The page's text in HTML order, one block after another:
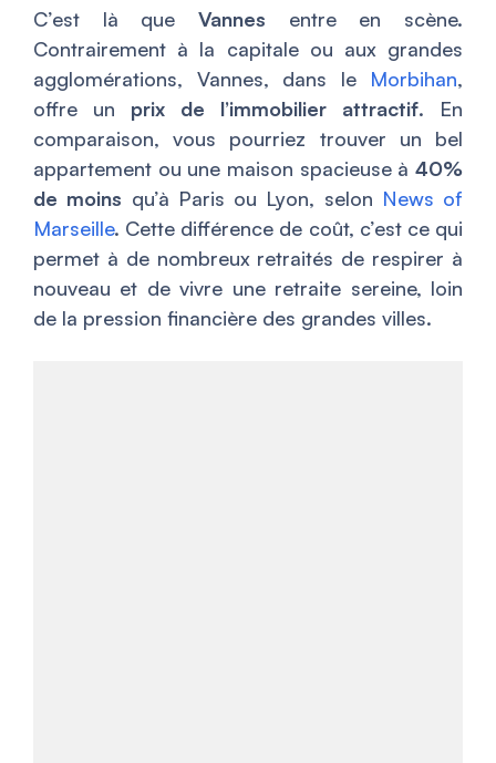
C’est là que Vannes entre en scène.
Contrairement à la capitale ou aux grandes
agglomérations, Vannes, dans leMorbihan,
offre un prix de l’immobilier attractif. En
comparaison, vous pourriez trouver un bel
appartement ou une maison spacieuse à 40%
de moins qu’à Paris ou Lyon, selon News of
Marseille. Cette différence de coût, c’est ce qui
permet à de nombreux retraités de respirer à
nouveau et de vivre une retraite sereine, loin
de la pression financière des grandes villes.